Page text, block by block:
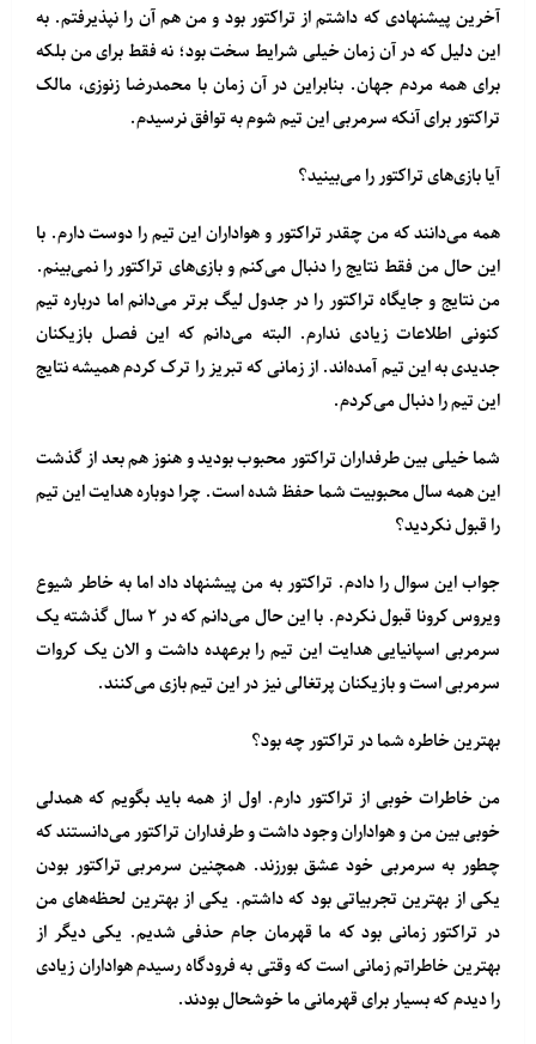
آخرین پیشنهادی که داشتم از تراکتور بود و من هم آن را نپذیرفتم. به
این دلیل که در آن زمان خیلی شرایط سخت بود؛ نه فقط برای من بلکه
برای همه مردم جهان. بنابراین در آن زمان با محمدرضا زنوزی، مالک
تراکتور برای آنکه سرمربی این تیم شوم به توافق نرسیدم.
آیا بازی‌های تراکتور را می‌بینید؟
همه می‌دانند که من چقدر تراکتور و هواداران این تیم را دوست دارم. با
این حال من فقط نتایج را دنبال می‌کنم و بازی‌های تراکتور را نمی‌بینم.
من نتایج و جایگاه تراکتور را در جدول لیگ برتر می‌دانم اما درباره تیم
کنونی اطلاعات زیادی ندارم. البته می‌دانم که این فصل بازیکنان
جدیدی به این تیم آمده‌اند. از زمانی که تبریز را ترک کردم همیشه نتایج
این تیم را دنبال می‌کردم.
شما خیلی بین طرفداران تراکتور محبوب بودید و هنوز هم بعد از گذشت
این همه سال محبوبیت شما حفظ شده است. چرا دوباره هدایت این تیم
را قبول نکردید؟
جواب این سوال را دادم. تراکتور به من پیشنهاد داد اما به خاطر شیوع
ویروس کرونا قبول نکردم. با این حال می‌دانم که در ۲ سال گذشته یک
سرمربی اسپانیایی هدایت این تیم را برعهده داشت و الان یک کروات
سرمربی است و بازیکنان پرتغالی نیز در این تیم بازی می‌کنند.
بهترین خاطره شما در تراکتور چه بود؟
من خاطرات خوبی از تراکتور دارم. اول از همه باید بگویم که همدلی
خوبی بین من و هواداران وجود داشت و طرفداران تراکتور می‌دانستند که
چطور به سرمربی خود عشق بورزند. همچنین سرمربی تراکتور بودن
یکی از بهترین تجربیاتی بود که داشتم. یکی از بهترین لحظه‌های من
در تراکتور زمانی بود که ما قهرمان جام حذفی شدیم. یکی دیگر از
بهترین خاطراتم زمانی است که وقتی به فرودگاه رسیدم هواداران زیادی
را دیدم که بسیار برای قهرمانی ما خوشحال بودند.